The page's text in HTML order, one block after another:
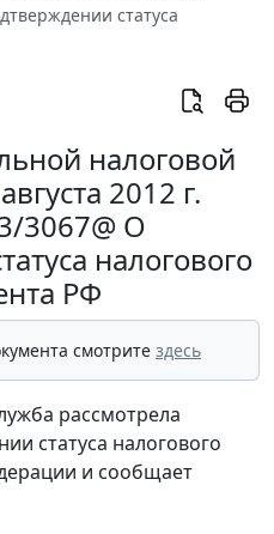
статуса
налоговой
2012 г.
3067@ О
налогового
РФ
смотрите здесь
рассмотрела
статуса налогового
и сообщает